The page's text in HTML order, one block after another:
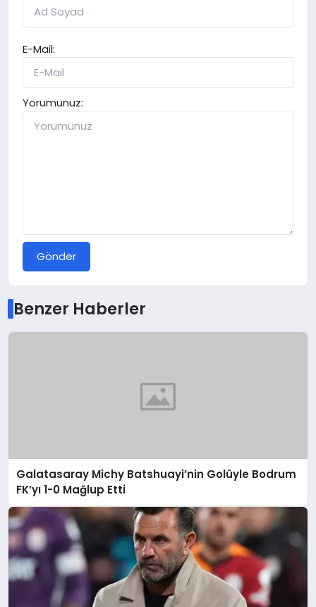
E-Mail:
Yorumunuz:
Gönder
Benzer Haberler
Galatasaray Michy Batshuayi’nin Golüyle Bodrum
FK’yı 1-0 Mağlup Etti